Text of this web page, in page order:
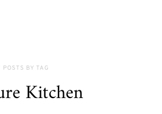
POSTS BY TAG
Kitchen